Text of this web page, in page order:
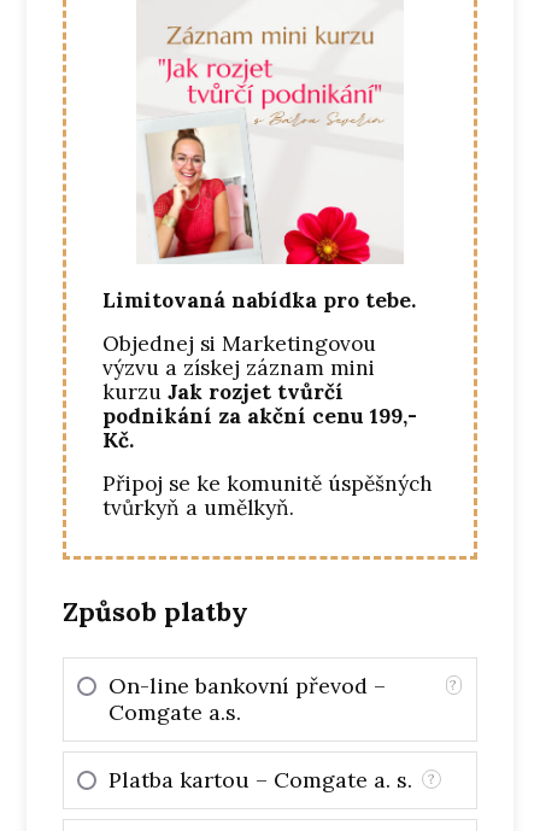
Limitovaná nabídka pro tebe.
Objednej si Marketingovou
výzvu a získej záznam mini
kurzuJak rozjet tvůrčí
podnikání za akční cenu 199,-
Kč.
Připoj se ke komunitě úspěšných
tvůrkyň a umělkyň.
Způsob platby
On-line bankovní převod –
Comgate a.s.
?
Platba kartou – Comgate a. s. ?